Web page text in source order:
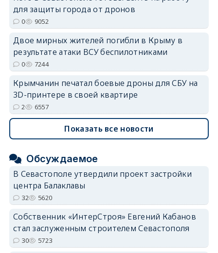
для защиты города от дронов
0 9052
Двое мирных жителей погибли в Крыму в
результате атаки ВСУ беспилотниками
0 7244
Крымчанин печатал боевые дроны для СБУ на
3D-принтере в своей квартире
2 6557
Показать все новости
Обсуждаемое
В Севастополе утвердили проект застройки
центра Балаклавы
32 5620
Собственник «ИнтерСтроя» Евгений Кабанов
стал заслуженным строителем Севастополя
30 5723